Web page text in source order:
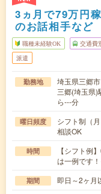
3ヵ月で79万円
のお話相手など
職種未経験OK 交通費
派遣
勤務地
埼玉県三郷市
三郷(埼玉県)
ら---分
曜日頻度
シフト制（
相談OK
時間
【シフト例
は一例です
期間 即日～2ヶ月